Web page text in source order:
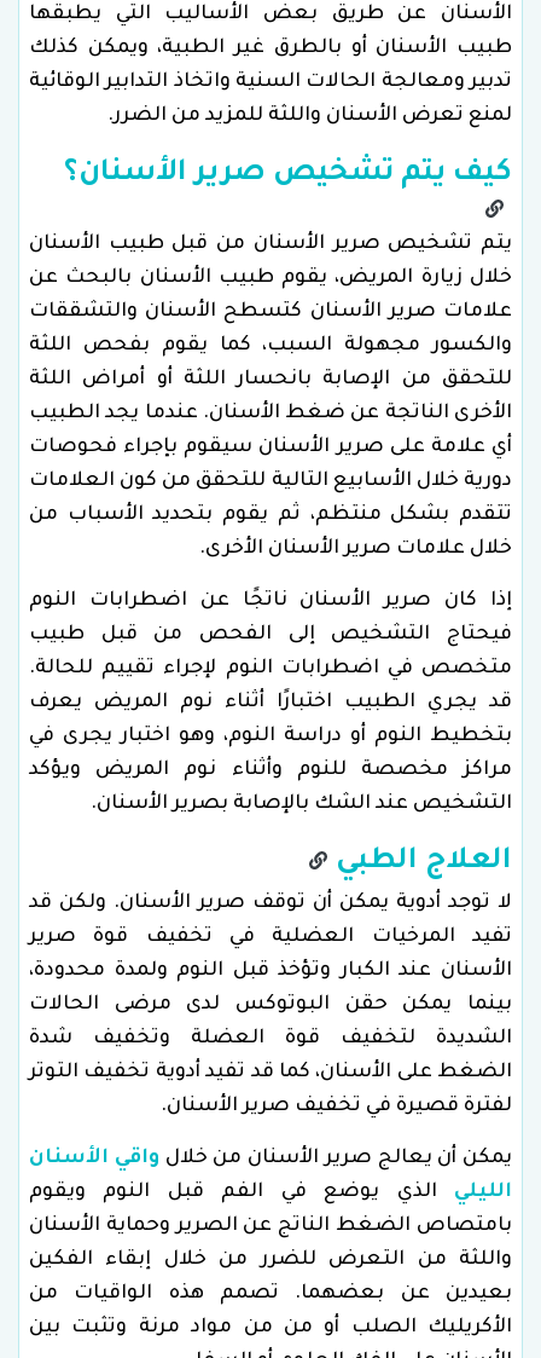
الأسنان عن طريق بعض الأساليب التي يطبقها
طبيب الأسنان أو بالطرق غير الطبية، ويمكن كذلك
تدبير ومعالجة الحالات السنية واتخاذ التدابير الوقائية
لمنع تعرض الأسنان واللثة للمزيد من الضرر.
كيف يتم تشخيص صرير الأسنان؟
يتم تشخيص صرير الأسنان من قبل طبيب الأسنان
خلال زيارة المريض، يقوم طبيب الأسنان بالبحث عن
علامات صرير الأسنان كتسطح الأسنان والتشققات
والكسور مجهولة السبب، كما يقوم بفحص اللثة
للتحقق من الإصابة بانحسار اللثة أو أمراض اللثة
الأخرى الناتجة عن ضغط الأسنان. عندما يجد الطبيب
أي علامة على صرير الأسنان سيقوم بإجراء فحوصات
دورية خلال الأسابيع التالية للتحقق من كون العلامات
تتقدم بشكل منتظم، ثم يقوم بتحديد الأسباب من
خلال علامات صرير الأسنان الأخرى.
إذا كان صرير الأسنان ناتجًا عن اضطرابات النوم
فيحتاج التشخيص إلى الفحص من قبل طبيب
متخصص في اضطرابات النوم لإجراء تقييم للحالة.
قد يجري الطبيب اختبارًا أثناء نوم المريض يعرف
بتخطيط النوم أو دراسة النوم، وهو اختبار يجرى في
مراكز مخصصة للنوم وأثناء نوم المريض ويؤكد
التشخيص عند الشك بالإصابة بصرير الأسنان.
العلاج الطبي
لا توجد أدوية يمكن أن توقف صرير الأسنان. ولكن قد
تفيد المرخيات العضلية في تخفيف قوة صرير
الأسنان عند الكبار وتؤخذ قبل النوم ولمدة محدودة،
بينما يمكن حقن البوتوكس لدى مرضى الحالات
الشديدة لتخفيف قوة العضلة وتخفيف شدة
الضغط على الأسنان، كما قد تفيد أدوية تخفيف التوتر
لفترة قصيرة في تخفيف صرير الأسنان.
يمكن أن يعالج صرير الأسنان من خلال واقي الأسنان
الليلي الذي يوضع في الفم قبل النوم ويقوم
بامتصاص الضغط الناتج عن الصرير وحماية الأسنان
واللثة من التعرض للضرر من خلال إبقاء الفكين
بعيدين عن بعضهما. تصمم هذه الواقيات من
الأكريليك الصلب أو من من مواد مرنة وتثبت بين